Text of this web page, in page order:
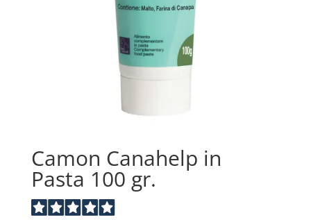
Camon Canahelp in
Pasta 100 gr.